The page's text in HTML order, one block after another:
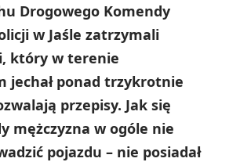
Drogowego Komendy
w Jaśle zatrzymali
który w terenie
jechał ponad trzykrotnie
przepisy. Jak się
mężczyzna w ogóle nie
pojazdu – nie posiadał